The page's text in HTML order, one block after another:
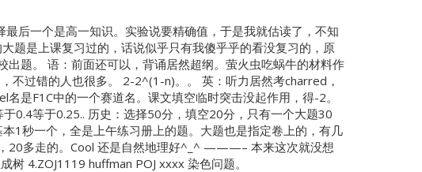
后一个是高一知识。实验说要精确值，于是我就估读了，不知
题是上课复习过的，话说似乎只有我傻乎乎的看没复习的，原
题。 语：前面还可以，背诵居然超纲。萤火虫吃蜗牛的材料作
不过错的人也很多。 2-2^(1-n)。。 英：听力居然考charred，
是F1C中的一个赛道名。课文填空临时突击没起作用，得-2。
0.4等于0.25.. 历史：选择50分，填空20分，只有一个大题30
1秒一个，全是上午练习册上的题。大题也是指定卷上的，有几
20多走的。Cool 还是自然地理好^_^ ———– 本来这次就没想
4.ZOJ1119 huffman POJ xxxx 染色问题。